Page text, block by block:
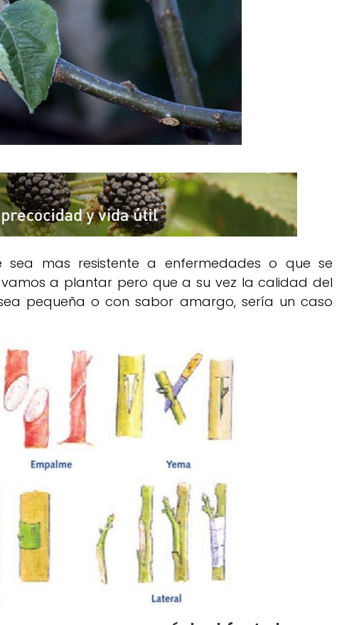
sea mas resistente a enfermedades o que se
a plantar pero que a su vez la calidad del
pequeña o con sabor amargo, sería un caso